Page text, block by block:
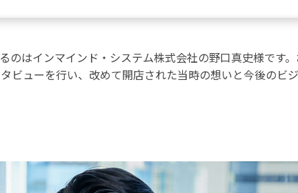
のはインマインド・システム株式会社の野口真史様です
ビューを行い、改めて開店された当時の想いと今後のビ